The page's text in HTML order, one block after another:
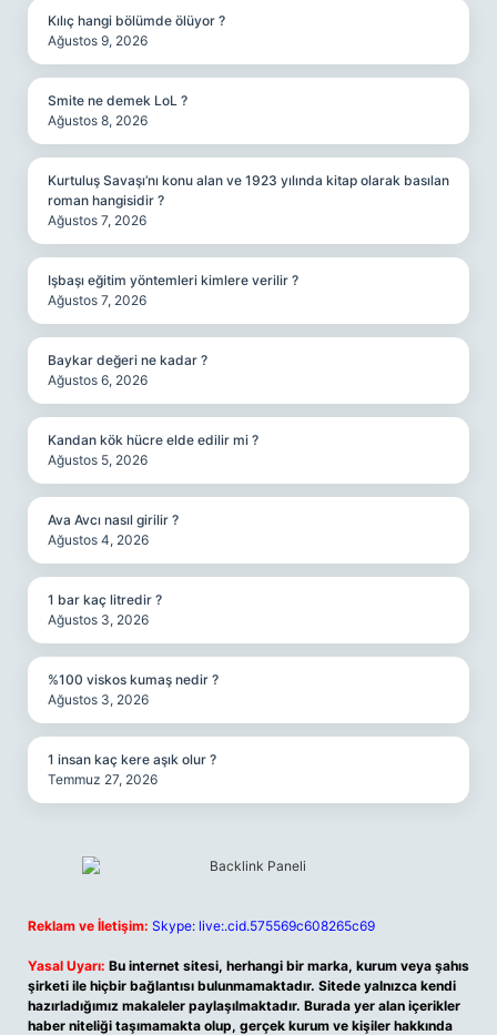
Kılıç hangi bölümde ölüyor ?
Ağustos 9, 2026
Smite ne demek LoL ?
Ağustos 8, 2026
Kurtuluş Savaşı’nı konu alan ve 1923 yılında kitap olarak basılan
roman hangisidir ?
Ağustos 7, 2026
Işbaşı eğitim yöntemleri kimlere verilir ?
Ağustos 7, 2026
Baykar değeri ne kadar ?
Ağustos 6, 2026
Kandan kök hücre elde edilir mi ?
Ağustos 5, 2026
Ava Avcı nasıl girilir ?
Ağustos 4, 2026
1 bar kaç litredir ?
Ağustos 3, 2026
%100 viskos kumaş nedir ?
Ağustos 3, 2026
1 insan kaç kere aşık olur ?
Temmuz 27, 2026
Reklam ve İletişim: Skype: live:.cid.575569c608265c69
Yasal Uyarı: Bu internet sitesi, herhangi bir marka, kurum veya şahıs
şirketi ile hiçbir bağlantısı bulunmamaktadır. Sitede yalnızca kendi
hazırladığımız makaleler paylaşılmaktadır. Burada yer alan içerikler
haber niteliği taşımamakta olup, gerçek kurum ve kişiler hakkında